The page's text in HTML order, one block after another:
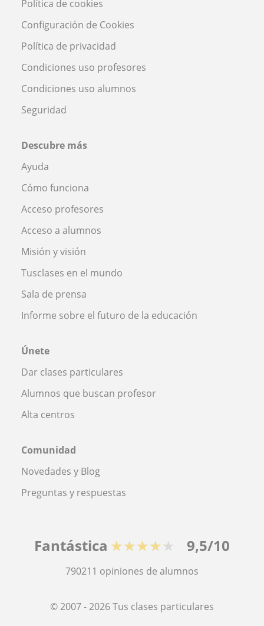
Política de cookies
Configuración de Cookies
Política de privacidad
Condiciones uso profesores
Condiciones uso alumnos
Seguridad
Descubre más
Ayuda
Cómo funciona
Acceso profesores
Acceso a alumnos
Misión y visión
Tusclases en el mundo
Sala de prensa
Informe sobre el futuro de la educación
Únete
Dar clases particulares
Alumnos que buscan profesor
Alta centros
Comunidad
Novedades y Blog
Preguntas y respuestas
Fantástica ★★★★★ 9,5/10
790211 opiniones de alumnos
© 2007 - 2026 Tus clases particulares